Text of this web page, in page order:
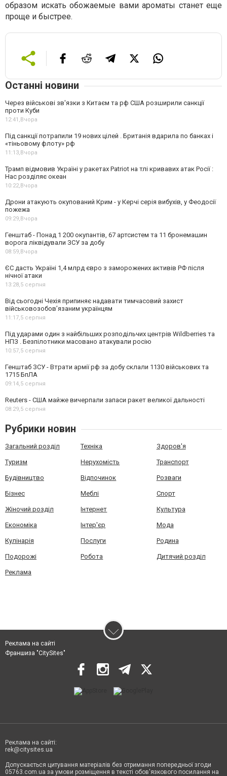
образом искать обожаемые вами ароматы станет еще
проще и быстрее.
Останні новини
Через військові зв'язки з Китаєм та рф США розширили санкції
проти Куби
12:41, Вчора
Під санкції потрапили 19 нових цілей . Британія вдарила по банках і
«тіньовому флоту» рф
11:13, Вчора
Трамп відмовив Україні у ракетах Patriot на тлі кривавих атак Росії :
Нас розділяє океан
10:22, Вчора
Дрони атакують окупований Крим - у Керчі серія вибухів, у Феодосії
пожежа
09:29, Вчора
Генштаб - Понад 1 200 окупантів, 67 артсистем та 11 бронемашин
ворога ліквідували ЗСУ за добу
08:59, Вчора
ЄС дасть Україні 1,4 млрд євро з заморожених активів РФ після
нічної атаки
13:28,5 серпня
Від сьогодні Чехія припиняє надавати тимчасовий захист
військовозобов’язаним українцям
11:17,5 серпня
Під ударами один з найбільших розподільчих центрів Wildberries та
НПЗ . Безпілотники масовано атакували росію
10:57,5 серпня
Генштаб ЗСУ - Втрати армії рф за добу склали 1130 військових та
1715 БпЛА
09:14,5 серпня
Reuters - США майже вичерпали запаси ракет великої дальності
08:29,5 серпня
Рубрики новин
Загальний розділ Техніка Здоров'я
Туризм Нерухомість Транспорт
Будівництво Відпочинок Розваги
Бізнес Меблі Спорт
Жіночий розділ Інтернет Культура
Економіка Інтер'єр Мода
Кулінарія Послуги Родина
Подорожі Робота Дитячий розділ
Реклама
Реклама на сайті
Франшиза "CitySites"
Реклама на сайті:
rek@citysites.ua
Допускається цитування матеріалів без отримання попередньої згоди
05763.com.ua за умови розміщення в тексті обов'язкового посилання на